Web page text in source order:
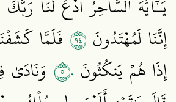
يَـٰٓأَيُّهَ ٱلسَّاحِرُ ٱدۡعُ لَنَا
إِنَّنَا لَمُهۡتَدُونَ ٤٩ فَلَمَّا
إِذَا هُمۡ يَنكُثُونَ ٥٠ وَنَادَىٰ